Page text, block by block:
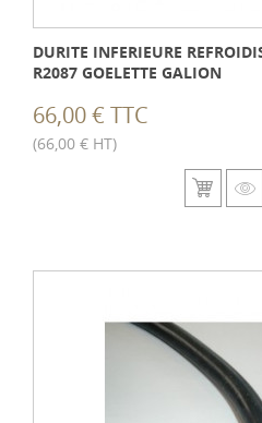
DURITE INFERIEURE
R2087 GOELETTE GALION
66,00 € TTC
(66,00 € HT)